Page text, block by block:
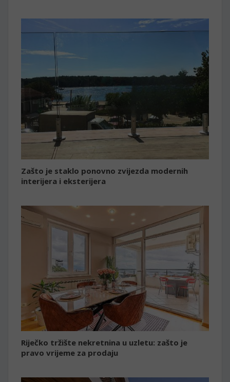
Zašto je staklo ponovno zvijezda modernih
interijera i eksterijera
Riječko tržište nekretnina u uzletu: zašto je
pravo vrijeme za prodaju